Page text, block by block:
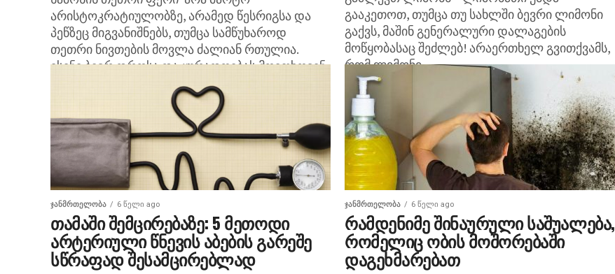
არისტოკრატიულობზე, არამედ წესრიგსა და
პეწზეც მიგვანიშნებს, თუმცა სამწუხაროდ
თეთრი ნივთების მოვლა ძალიან რთულია.
ისინი ბევრ დროსა და ყურადღებას მოითხოვენ
გააკეთოთ, თუმცა თუ სახლში ბევრი ლიმონი
გაქვს, მაშინ გენერალური დალაგების
მოწყობასაც შეძლებ! არაერთხელ გვითქვამს,
რომ ლიმონი...
ᲯᲐᲜᲛᲠᲗᲔᲚᲝᲑᲐ 6 წელი ago
თამაში შემცირებაზე: 5 მეთოდი
არტერიული წნევის აბების გარეშე
სწრაფად შესამცირებლად
ᲯᲐᲜᲛᲠᲗᲔᲚᲝᲑᲐ 6 წელი ago
რამდენიმე შინაურული საშუალება,
რომელიც ობის მოშორებაში
დაგეხმარებათ